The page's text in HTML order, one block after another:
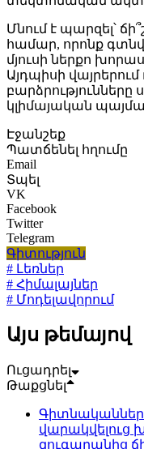
Մնում է պարզել՝
համար, որոնք
մյուսի ներքո
Այդպիսի
կլիմայական
Էջանշեք
Պատճենել հղումը
Email
Տպել
VK
Facebook
Twitter
Telegram
Գիտություն
# Լեռներ
# Հիմալայներ
# Մոդելավորում
Այս թեմայով
Ուցադրել
Թաքցնել
վարակվելուց
զուգարանից